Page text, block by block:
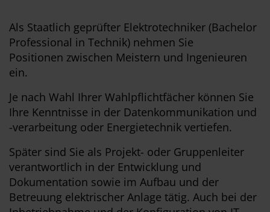
Als Staatlich geprüfter Elektrotechniker (Bachelor
Professional in Technik) nehmen Sie
Positionen zwischen Meistern und Ingenieuren
ein.
Je nach Wahl Ihrer Wahlpflichtfächer können Sie
Ihre Kenntnisse in der Datenkommunikation und
-verarbeitung oder Energietechnik vertiefen.
Später sind Sie als Projekt- oder Gruppenleiter
verantwortlich in der Entwicklung und
Dokumentation sowie im Aufbau und der
Betreuung elektrischer Anlage tätig. Auch bei der